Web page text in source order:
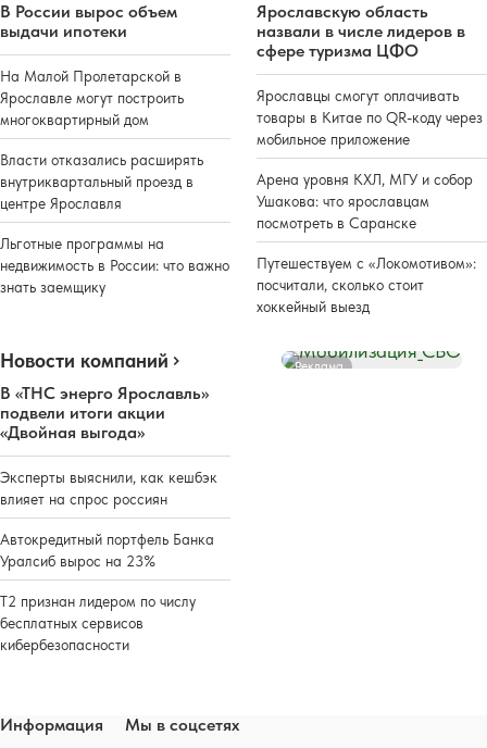
В России вырос объем
выдачи ипотеки
На Малой Пролетарской в
Ярославле могут построить
многоквартирный дом
Власти отказались расширять
внутриквартальный проезд в
центре Ярославля
Льготные программы на
недвижимость в России: что важно
знать заемщику
Ярославскую область
назвали в числе лидеров в
сфере туризма ЦФО
Ярославцы смогут оплачивать
товары в Китае по QR-коду через
мобильное приложение
Арена уровня КХЛ, МГУ и собор
Ушакова: что ярославцам
посмотреть в Саранске
Путешествуем с «Локомотивом»:
посчитали, сколько стоит
хоккейный выезд
Новости компаний
В «ТНС энерго Ярославль»
подвели итоги акции
«Двойная выгода»
Эксперты выяснили, как кешбэк
влияет на спрос россиян
Автокредитный портфель Банка
Уралсиб вырос на 23%
Т2 признан лидером по числу
бесплатных сервисов
кибербезопасности
Реклама
Информация
Мы в соцсетях